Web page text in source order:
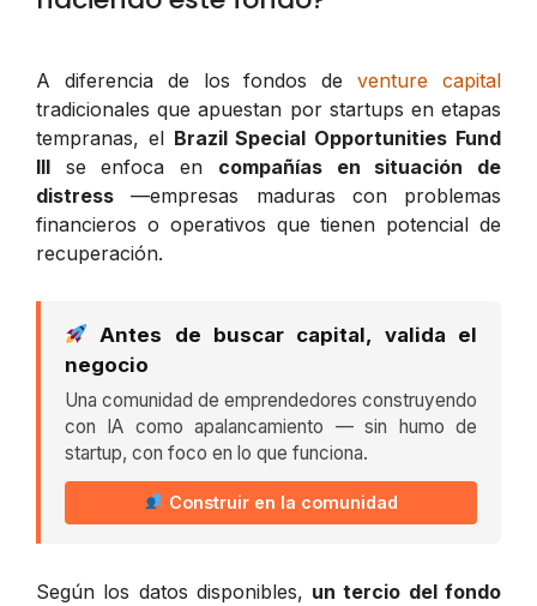
A diferencia de los fondos deventure capital
tradicionales que apuestan por startups en etapas
tempranas, el Brazil Special Opportunities Fund
III se enfoca en compañías en situación de
distress —empresas maduras con problemas
financieros o operativos que tienen potencial de
recuperación.
Antes de buscar capital, valida el
negocio
Una comunidad de emprendedores construyendo
con IA como apalancamiento — sin humo de
startup, con foco en lo que funciona.
Construir en la comunidad
Según los datos disponibles, un tercio del fondo